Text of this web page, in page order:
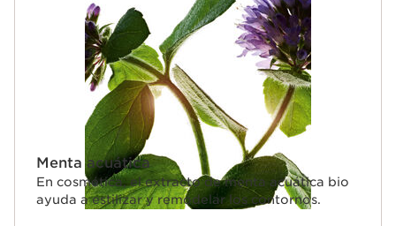
Menta acuática
En cosmética, el extracto de menta acuática bio
ayuda a estilizar y remodelar los contornos.